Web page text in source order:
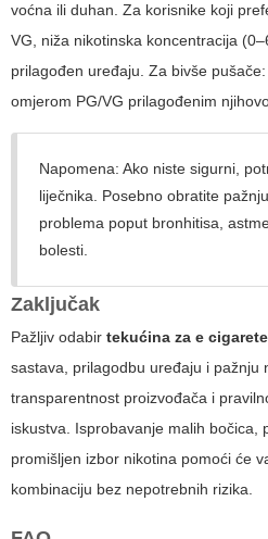
voćna ili duhan. Za korisnike koji
VG, niža nikotinska koncentracija
prilagođen uređaju. Za bivše
omjerom PG/VG prilagođenim
Napomena: Ako niste sigurni,
liječnika. Posebno obratite
problema poput bronhitisa,
bolesti.
Zaključak
Pažljiv odabir tekućina za e cigarete
sastava, prilagodbu uređaju i pažnju
transparentnost proizvođača i
iskustva. Isprobavanje malih bočica,
promišljen izbor nikotina pomoći će
kombinaciju bez nepotrebnih rizika.